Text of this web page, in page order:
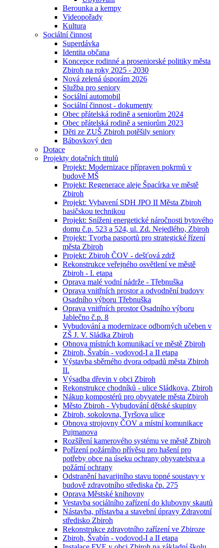
Berounka a kempy
Videopořady
Kultura
Sociální činnost
Superdávka
Identita občana
Koncepce rodinné a proseniorské politiky města
Zbiroh na roky 2025 - 2030
Nová zelená úsporám 2026
Služba pro seniory
Sociální automobil
Sociální činnost - dokumenty
Obec přátelská rodině a seniorům 2024
Obec přátelská rodině a seniorům 2023
Děti ze ZUŠ Zbiroh potěšily seniory
Bábovkový den
Dotace
Projekty dotačních titulů
Projekt: Modernizace přípraven pokrmů v
budově MŠ
Projekt: Regenerace aleje Špacírka ve městě
Zbiroh
Projekt: Vybavení SDH JPO II Města Zbiroh
hasičskou technikou
Projekt: Sníženi energetické náročnosti bytového
domu č.p. 523 a 524, ul. Zd. Nejedlého, Zbiroh
Projekt: Tvorba pasportů pro strategické řízení
města Zbiroh
Projekt: Zbiroh ČOV - dešťová zdrž
Rekonstrukce veřejného osvětlení ve městě
Zbiroh - I. etapa
Oprava malé vodní nádrže - Třebnuška
Oprava vnitřních prostor a odvodnění budovy
Osadního výboru Třebnuška
Oprava vnitřních prostor Osadního výboru
Jablečno č.p. 8
Vybudování a modernizace odborných učeben v
ZŠ J. V. Sládka Zbiroh
Obnova místních komunikací ve městě Zbiroh
Zbiroh, Švabín - vodovod-I a II etapa
Výstavba sběrného dvora odpadů města Zbiroh
II.
Výsadba dřevin v obci Zbiroh
Rekonstrukce chodníků - ulice Sládkova, Zbiroh
Nákup kompostérů pro obyvatele města Zbiroh
Město Zbiroh - Vybudování dětské skupiny
Zbiroh, sokolovna, Tyršova ulice
Obnova strojovny ČOV a místní komunikace
Pujmanova
Rozšíření kamerového systému ve městě Zbiroh
Pořízení požárního přívěsu pro hašení pro
potřeby obce na úseku ochrany obyvatelstva a
požární ochrany
Odstranění havarijního stavu topné soustavy v
budově zdravotního střediska čp. 275
Oprava Městské knihovny
Vestavba sociálního zařízení do klubovny skautů
Nástavba, přístavba a stavební úpravy Zdravotní
středisko Zbiroh
Rekonstrukce zdravotního zařízení ve Zbiroze
Zbiroh, Švabín - vodovod-I a II etapa